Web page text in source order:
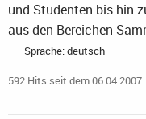
und Studenten bis hin
aus den Bereichen
Sprache: deutsch
592 Hits seit dem 06.04.2007